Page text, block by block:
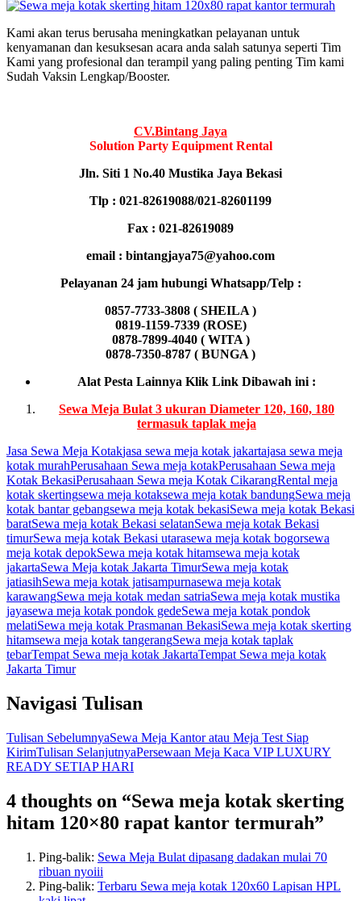
Kami akan terus berusaha meningkatkan pelayanan untuk
kenyamanan dan kesuksesan acara anda salah satunya seperti Tim
Kami yang profesional dan terampil yang paling penting Tim kami
Sudah Vaksin Lengkap/Booster.
CV.Bintang Jaya
Solution Party Equipment Rental
Jln. Siti 1 No.40 Mustika Jaya Bekasi
Tlp : 021-82619088/021-82601199
Fax : 021-82619089
email : bintangjaya75@yahoo.com
Pelayanan 24 jam hubungi Whatsapp/Telp :
0857-7733-3808 ( SHEILA )
0819-1159-7339 (ROSE)
0878-7899-4040 ( WITA )
0878-7350-8787 ( BUNGA )
Alat Pesta Lainnya Klik Link Dibawah ini :
Sewa Meja Bulat 3 ukuran Diameter 120, 160, 180
termasuk taplak meja
Jasa Sewa Meja Kotakjasa sewa meja kotak jakartajasa sewa meja
kotak murahPerusahaan Sewa meja kotakPerusahaan Sewa meja
Kotak BekasiPerusahaan Sewa meja Kotak CikarangRental meja
kotak skertingsewa meja kotaksewa meja kotak bandungSewa meja
kotak bantar gebangsewa meja kotak bekasiSewa meja kotak Bekasi
baratSewa meja kotak Bekasi selatanSewa meja kotak Bekasi
timurSewa meja kotak Bekasi utarasewa meja kotak bogorsewa
meja kotak depokSewa meja kotak hitamsewa meja kotak
jakartaSewa Meja kotak Jakarta TimurSewa meja kotak
jatiasihSewa meja kotak jatisampurnasewa meja kotak
karawangSewa meja kotak medan satriaSewa meja kotak mustika
jayasewa meja kotak pondok gedeSewa meja kotak pondok
melatiSewa meja kotak Prasmanan BekasiSewa meja kotak skerting
hitamsewa meja kotak tangerangSewa meja kotak taplak
tebarTempat Sewa meja kotak JakartaTempat Sewa meja kotak
Jakarta Timur
Navigasi Tulisan
Tulisan SebelumnyaSewa Meja Kantor atau Meja Test Siap
KirimTulisan SelanjutnyaPersewaan Meja Kaca VIP LUXURY
READY SETIAP HARI
4 thoughts on “Sewa meja kotak skerting
hitam 120×80 rapat kantor termurah”
Ping-balik: Sewa Meja Bulat dipasang dadakan mulai 70
ribuan nyoiii
Ping-balik: Terbaru Sewa meja kotak 120x60 Lapisan HPL